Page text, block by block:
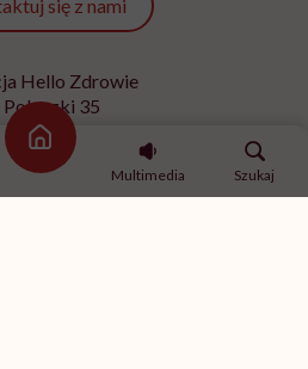
Strona główna
Multimedia
Szukaj
się z nami
Hello Zdrowie
Poleczki 35
Warszawa
9512613236
z redakcją